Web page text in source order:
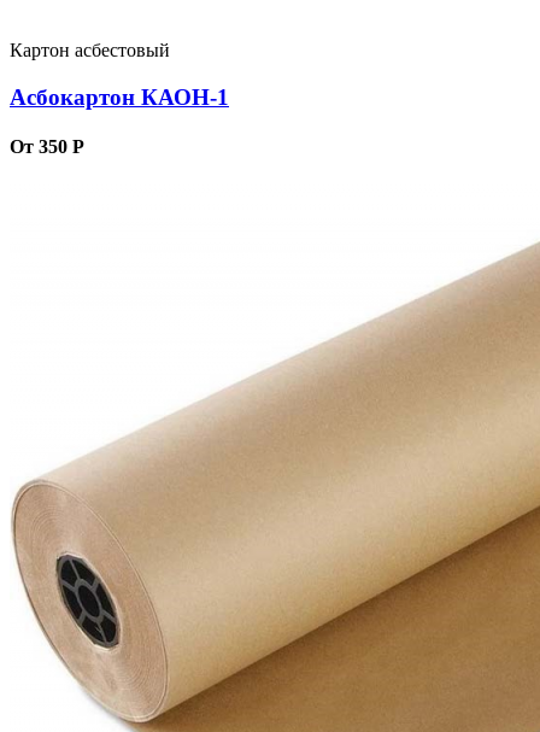
Картон асбестовый
Асбокартон КАОН-1
От 350 Р